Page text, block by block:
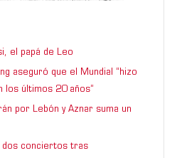
el papá de Leo
aseguró que el Mundial “hizo
los últimos 20 años”
por Lebón y Aznar suma un
conciertos tras